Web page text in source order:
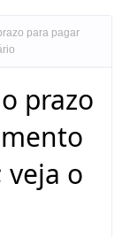
para pagar
prazo
veja o